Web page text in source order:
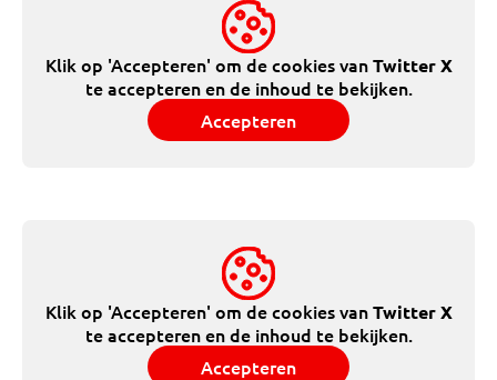
Klik op 'Accepteren' om de cookies vanTwitter X
te accepteren en de inhoud te bekijken.
Accepteren
Klik op 'Accepteren' om de cookies vanTwitter X
te accepteren en de inhoud te bekijken.
Accepteren